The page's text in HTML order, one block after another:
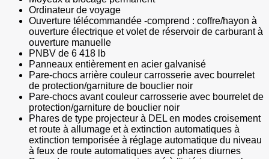
Ordinateur de voyage
Ouverture télécommandée -comprend : coffre/hayon à
ouverture électrique et volet de réservoir de carburant à
ouverture manuelle
PNBV de 6 418 lb
Panneaux entièrement en acier galvanisé
Pare-chocs arrière couleur carrosserie avec bourrelet
de protection/garniture de bouclier noir
Pare-chocs avant couleur carrosserie avec bourrelet de
protection/garniture de bouclier noir
Phares de type projecteur à DEL en modes croisement
et route à allumage et à extinction automatiques à
extinction temporisée à réglage automatique du niveau
à feux de route automatiques avec phares diurnes